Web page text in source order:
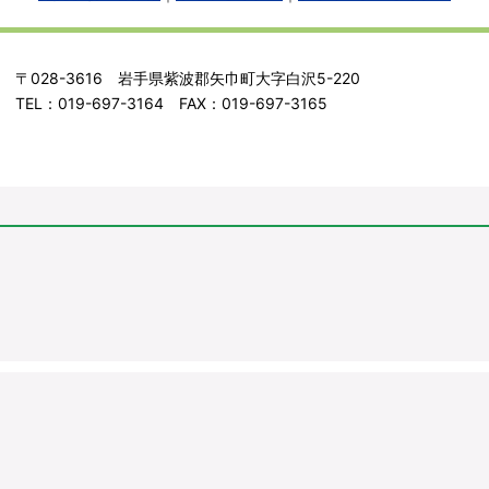
〒028-3616 岩手県紫波郡矢巾町大字白沢5-220
TEL：019-697-3164 FAX：019-697-3165